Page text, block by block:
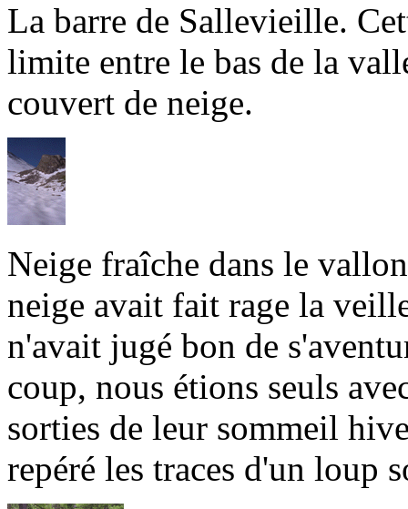
La barre de Sallevieille.
limite entre le bas de la
couvert de neige.
Neige fraîche dans le
neige avait fait rage la
n'avait jugé bon de
coup, nous étions seuls
sorties de leur sommeil
repéré les traces d'un loup